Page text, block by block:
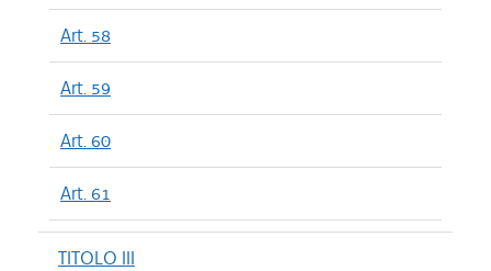
Art. 58
Art. 59
Art. 60
Art. 61
TITOLO III